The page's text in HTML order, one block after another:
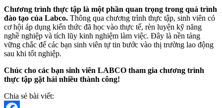
Chương trình thực tập là một phần quan trọng trong quá trình
đào tạo của Labco. Thông qua chương trình thực tập, sinh viên có
cơ hội áp dụng kiến thức đã học vào thực tế, rèn luyện kỹ năng
nghề nghiệp và tích lũy kinh nghiệm làm việc. Đây là nền tảng
vững chắc để các bạn sinh viên tự tin bước vào thị trường lao động
sau khi tốt nghiệp.
Chúc cho các bạn sinh viên LABCO tham gia chương trình
thực tập gặt hái nhiều thành công!
Chia sẻ bài viết: